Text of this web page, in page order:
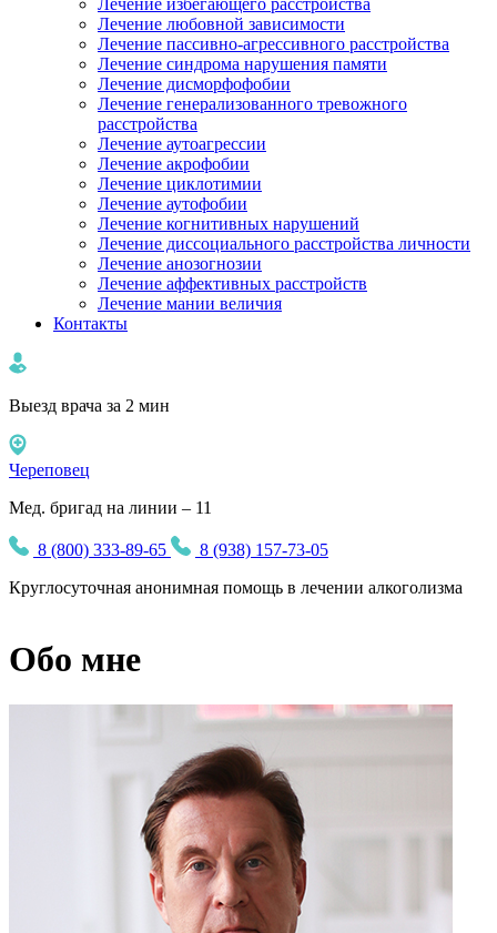
Лечение избегающего расстройства
Лечение любовной зависимости
Лечение пассивно-агрессивного расстройства
Лечение синдрома нарушения памяти
Лечение дисморфофобии
Лечение генерализованного тревожного
расстройства
Лечение аутоагрессии
Лечение акрофобии
Лечение циклотимии
Лечение аутофобии
Лечение когнитивных нарушений
Лечение диссоциального расстройства личности
Лечение анозогнозии
Лечение аффективных расстройств
Лечение мании величия
Контакты
Выезд врача за 2 мин
Череповец
Мед. бригад на линии – 11
8 (800) 333-89-65
8 (938) 157-73-05
Круглосуточная анонимная помощь в лечении алкоголизма
Обо мне